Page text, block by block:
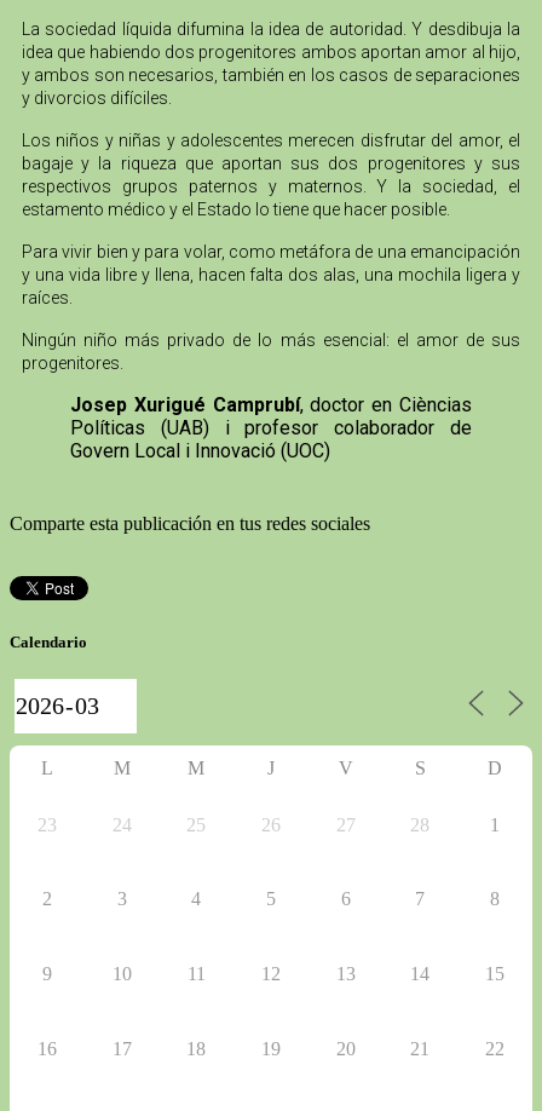
La sociedad líquida difumina la idea de autoridad. Y desdibuja la
idea que habiendo dos progenitores ambos aportan amor al hijo,
y ambos son necesarios, también en los casos de separaciones
y divorcios difíciles.
Los niños y niñas y adolescentes merecen disfrutar del amor, el
bagaje y la riqueza que aportan sus dos progenitores y sus
respectivos grupos paternos y maternos. Y la sociedad, el
estamento médico y el Estado lo tiene que hacer posible.
Para vivir bien y para volar, como metáfora de una emancipación
y una vida libre y llena, hacen falta dos alas, una mochila ligera y
raíces.
Ningún niño más privado de lo más esencial: el amor de sus
progenitores.
Josep Xurigué Camprubí, doctor en Cièncias
Políticas (UAB) i profesor colaborador de
Govern Local i Innovació (UOC)
Comparte esta publicación en tus redes sociales
Calendario
L M M J V S D
23 24 25 26 27 28 1
2 3 4 5 6 7 8
9 10 11 12 13 14 15
16 17 18 19 20 21 22